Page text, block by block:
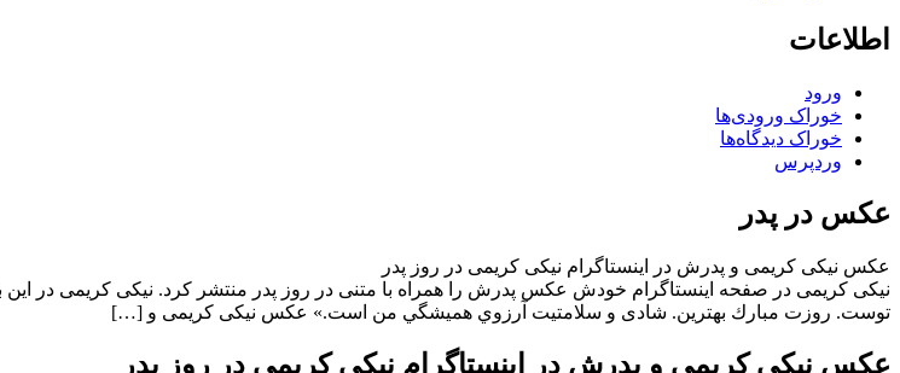
اطلاعات
ورود
خوراک ورودی‌ها
خوراک دیدگاه‌ها
وردپرس
عکس در پدر
عکس نیکی کریمی و پدرش در اینستاگرام نیکی کریمی در روز پدر
نیکی کریمی در صفحه اینستاگرام خودش عکس پدرش را همراه با متنی در روز پدر منتشر کرد. نیکی کریمی در این
توست. روزت مبارك بهترين. شادی و سلامتيت آرزوي هميشگي من است.» عکس نیکی کریمی و […]
عکس نیکی کریمی و پدرش در اینستاگرام نیکی کریمی در روز پدر